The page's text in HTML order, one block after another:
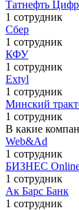
Татнефть
1 сотрудник
Сбер
1 сотрудник
КФУ
1 сотрудник
Extyl
1 сотрудник
Минский
1 сотрудник
В какие
Web&Ad
1 сотрудник
БИЗНЕС
1 сотрудник
Ак Барс Банк
1 сотрудник